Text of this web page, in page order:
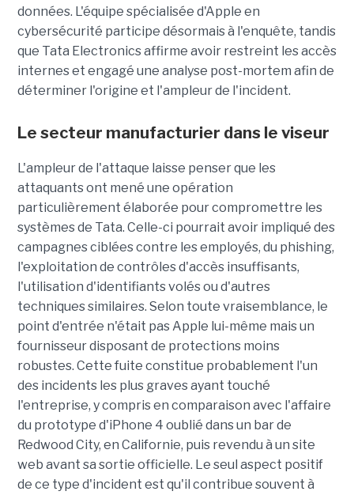
données. L'équipe spécialisée d'Apple en
cybersécurité participe désormais à l'enquête, tandis
que Tata Electronics affirme avoir restreint les accès
internes et engagé une analyse post-mortem afin de
déterminer l'origine et l'ampleur de l'incident.
Le secteur manufacturier dans le viseur
L'ampleur de l'attaque laisse penser que les
attaquants ont mené une opération
particulièrement élaborée pour compromettre les
systèmes de Tata. Celle-ci pourrait avoir impliqué des
campagnes ciblées contre les employés, du phishing,
l'exploitation de contrôles d'accès insuffisants,
l'utilisation d'identifiants volés ou d'autres
techniques similaires. Selon toute vraisemblance, le
point d'entrée n'était pas Apple lui-même mais un
fournisseur disposant de protections moins
robustes. Cette fuite constitue probablement l'un
des incidents les plus graves ayant touché
l'entreprise, y compris en comparaison avec l'affaire
du prototype d'iPhone 4 oublié dans un bar de
Redwood City, en Californie, puis revendu à un site
web avant sa sortie officielle. Le seul aspect positif
de ce type d'incident est qu'il contribue souvent à